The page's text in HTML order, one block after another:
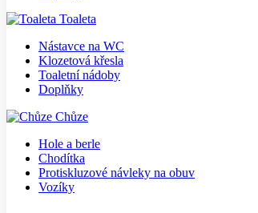
Toaleta
Nástavce na WC
Klozetová křesla
Toaletní nádoby
Doplňky
Chůze
Hole a berle
Chodítka
Protiskluzové návleky na obuv
Vozíky